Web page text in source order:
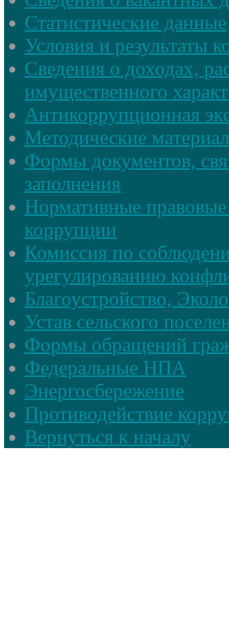
Статистические данные
Условия и результаты
Сведения о доходах,
имущественного
Антикоррупционная
Методические
Формы документов,
заполнения
Нормативные
коррупции
Комиссия по
урегулированию
Благоустройство,
Устав сельского
Формы обращений
Федеральные НПА
Энергосбережение
Противодействие
Вернуться к началу